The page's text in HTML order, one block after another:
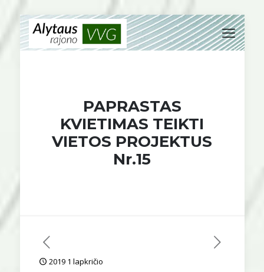
PAPRASTAS
KVIETIMAS TEIKTI
VIETOS PROJEKTUS
Nr.15
2019 1 lapkričio